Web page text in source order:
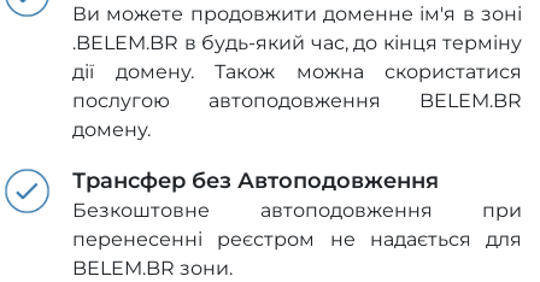
Ви можете продовжити доменне ім'я в зоні
.BELEM.BR в будь-який час, до кінця терміну
дії домену. Також можна скористатися
послугою автоподовження BELEM.BR
домену.
Трансфер без Автоподовження
Безкоштовне автоподовження при
перенесенні реєстром не надається для
BELEM.BR зони.